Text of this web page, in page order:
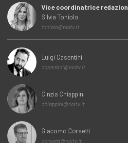
Vice coordinatrice
Silvia Toniolo
toniolo@noitv.it
Luigi Casentini
casentini@noitv.it
Cinzia Chiappini
chiappini@noitv.it
Giacomo Corsetti
corsetti@noitv.it